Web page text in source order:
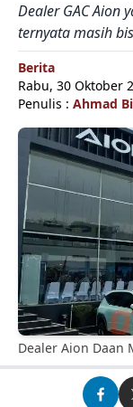
Dealer GAC Aion
ternyata masih
Berita
Rabu, 30 Oktober
Penulis : Ahmad
Dealer Aion Daan